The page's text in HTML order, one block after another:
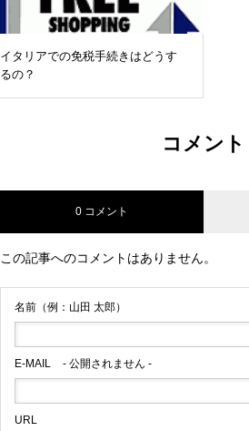
イタリアでの免税手続きはどうす
るの？
コメント
0 コメント
この記事へのコメントはありません。
名前（例：山田 太郎）
E-MAIL - 公開されません -
URL